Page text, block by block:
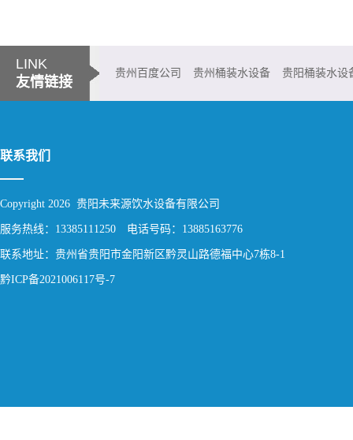
LINK
友情链接
贵州百度公司 贵州桶装水设备 贵阳桶装水设
联系我们
Copyright 2026 贵阳未来源饮水设备有限公司
服务热线：13385111250 电话号码：13885163776
联系地址：贵州省贵阳市金阳新区黔灵山路德福中心7栋8-1
黔ICP备2021006117号-7